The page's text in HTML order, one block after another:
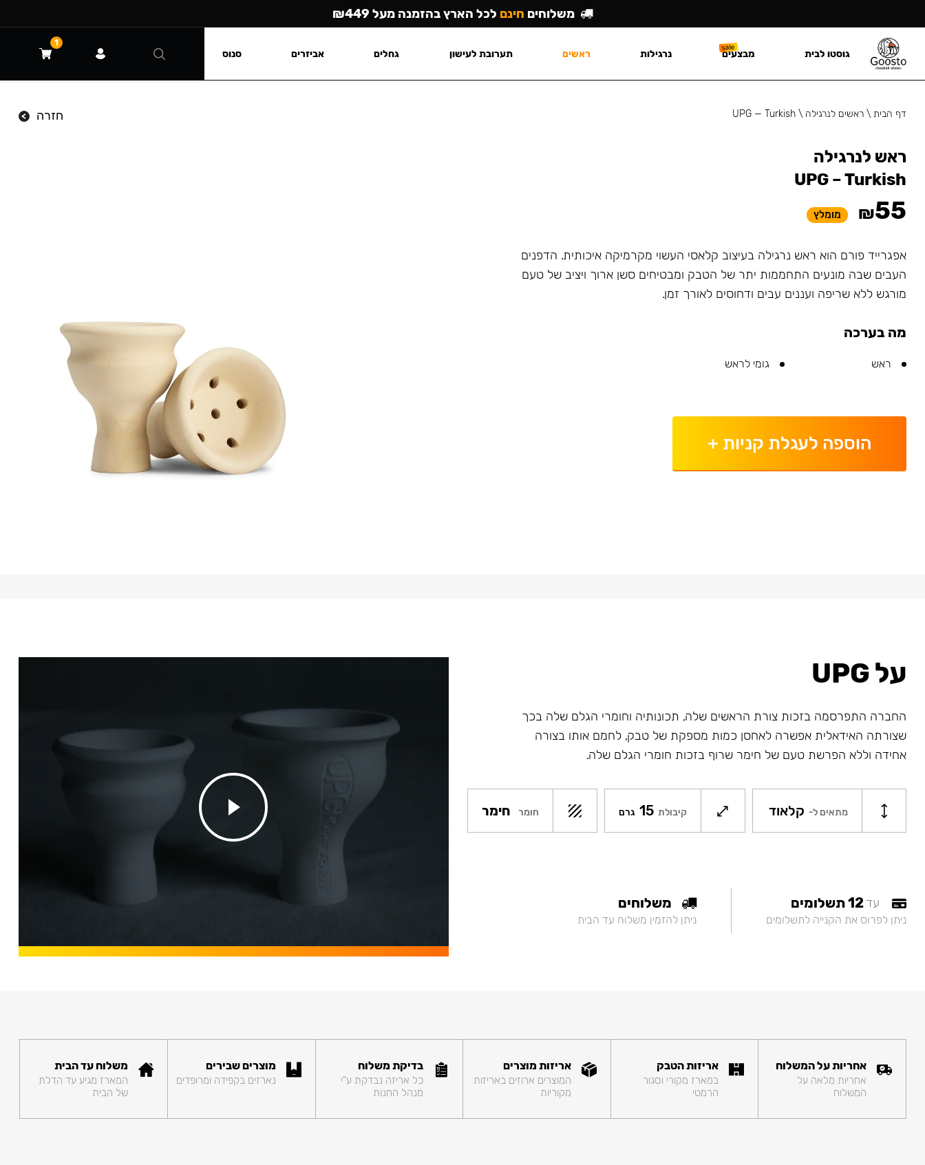
דף הבית\ ראשים לנרגילה \
UPG — Turkish חזרה
ראש לנרגילה
UPG – Turkish
₪55 מומלץ
אפגרייד פורם הוא ראש נרגילה בעיצוב קלאסי העשוי מקרמיקה איכותית. הדפנים
העבים שבה מונעים התחממות יתר של הטבק ומבטיחים סשן ארוך ויציב של טעם
מורגש ללא שריפה ועננים עבים ודחוסים לאורך זמן.
מה בערכה
ראש גומי לראש
הוספה לעגלת קניות +
על UPG
החברה התפרסמה בזכות צורת הראשים שלה, תכונותיה וחומרי הגלם שלה בכך
שצורתה האידאלית אפשרה לאחסן כמות מספקת של טבק, לחמם אותו בצורה
אחידה וללא הפרשת טעם של חימר שרוף בזכות חומרי הגלם שלה.
מתאים ל- קלאוד קיבולת 15 גרם חומר חימר
עד12 תשלומים
ניתן לפרוס את הקנייה לתשלומים
משלוחים
ניתן להזמין משלוח עד הבית
אחריות על המשלוח
אחריות מלאה על
המשלוח
אריזות הטבק
במארז מקורי וסגור
הרמטי
אריזות מוצרים
המוצרים ארוזים באריזות
מקוריות
בדיקת משלוח
כל אריזה נבדקת ע"י
מנהל החנות
מוצרים שבירים
נארזים בקפידה ומרופדים
משלוח עד הבית
המארז מגיע עד הדלת
של הבית
משלוחים חינם לכל הארץ בהזמנה מעל ₪449
גוסטו לבית מבצעים נרגילות ראשים תערובת לעישון גחלים אביזרים סנוס
1